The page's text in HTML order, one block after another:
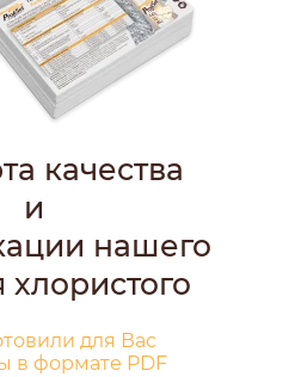
качества
и
нашего
хлористого
для Вас
в формате PDF